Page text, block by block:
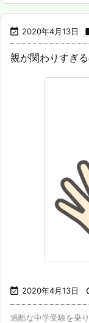
 2020年4月13日
親が関わりすぎ
 2020年4月13日
過酷な中学受験を乗